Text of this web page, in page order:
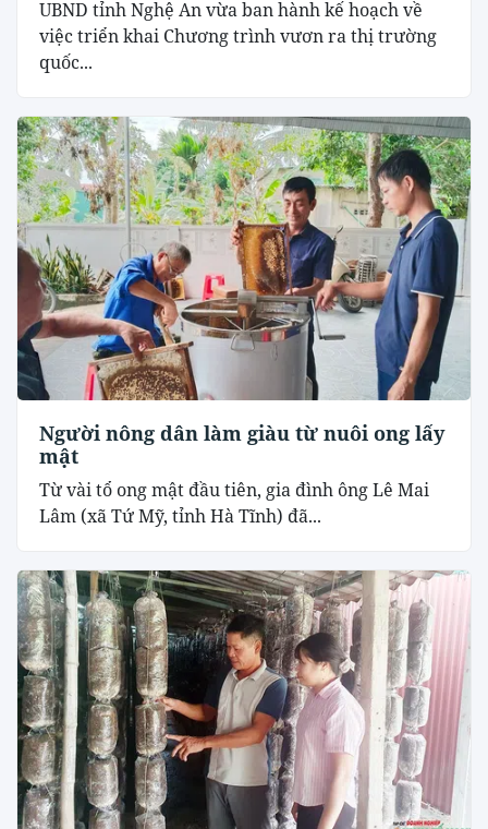
UBND tỉnh Nghệ An vừa ban hành kế hoạch về
việc triển khai Chương trình vươn ra thị trường
quốc...
Người nông dân làm giàu từ nuôi ong lấy
mật
Từ vài tổ ong mật đầu tiên, gia đình ông Lê Mai
Lâm (xã Tứ Mỹ, tỉnh Hà Tĩnh) đã...